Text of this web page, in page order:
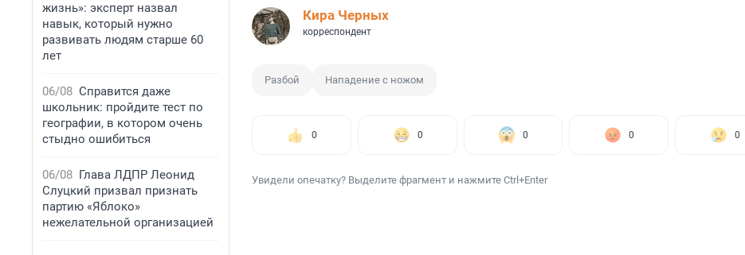
жизнь»: эксперт назвал
навык, который нужно
развивать людям старше 60
лет
06/08 Справится даже
школьник: пройдите тест по
географии, в котором очень
стыдно ошибиться
06/08 Глава ЛДПР Леонид
Слуцкий призвал признать
партию «Яблоко»
нежелательной организацией
Кира Черных
корреспондент
Разбой Нападение с ножом
0 0 0 0 0
Увидели опечатку? Выделите фрагмент и нажмите Ctrl+Enter